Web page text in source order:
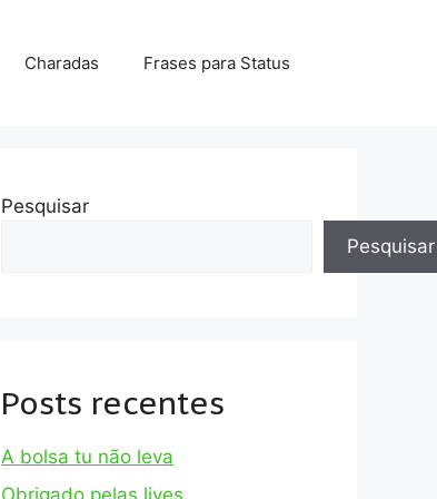
Charadas Frases para Status
Pesquisar
Pesquisar
Posts recentes
A bolsa tu não leva
Obrigado pelas lives